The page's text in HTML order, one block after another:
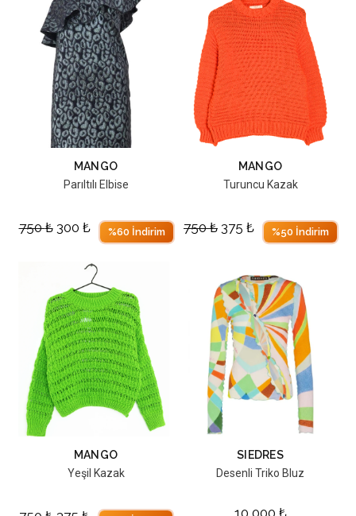
MANGO
Parıltılı Elbise
750₺ 300 ₺ %60 İndirim
MANGO
Turuncu Kazak
750₺ 375 ₺ %50 İndirim
MANGO
Yeşil Kazak
SIEDRES
Desenli Triko Bluz
10,000 ₺